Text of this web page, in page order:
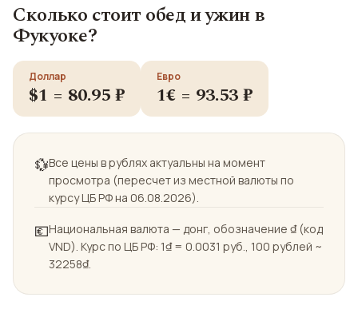
Сколько стоит обед и ужин в
Фукуоке?
Доллар
$1 = 80.95 ₽
Евро
1€ = 93.53 ₽
💱Все цены в рублях актуальны на момент
просмотра (пересчет из местной валюты по
курсу ЦБ РФ на 06.08.2026).
💶Национальная валюта — донг, обозначение ₫ (код
VND). Курс по ЦБ РФ: 1₫ = 0.0031 руб., 100 рублей ~
32258₫.